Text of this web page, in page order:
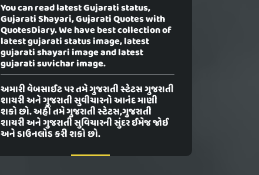
You can read latest Gujarati status,
Gujarati Shayari, Gujarati Quotes with
QuotesDiary. We have best collection of
latest gujarati status image, latest
gujarati shayari image and latest
gujarati suvichar image.
અમારી વેબસાઈટ પર તમે ગુજરાતી સ્ટેટસ ગુજરાતી
શાયરી અને ગુજરાતી સુવીચારનો આનંદ માણી
શકો છો. અહીં તમે ગુજરાતી સ્ટેટસ,ગુજરાતી
શાયરી અને ગુજરાતી સુવિચારની સુંદર ઈમેજ જોઈ
અને ડાઉનલોડ કરી શકો છો.